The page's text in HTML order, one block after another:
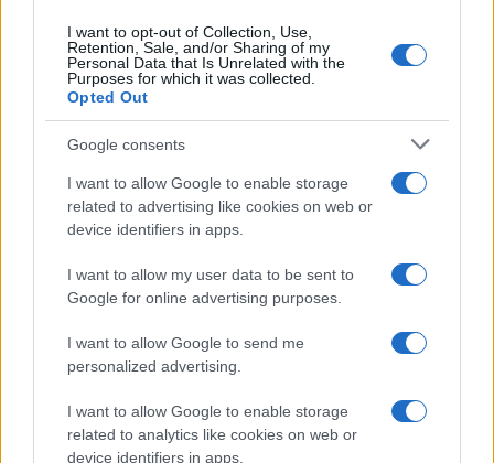
I want to opt-out of Collection, Use,
Retention, Sale, and/or Sharing of my
Personal Data that Is Unrelated with the
Purposes for which it was collected.
Opted Out
Google consents
I want to allow Google to enable storage
related to advertising like cookies on web or
device identifiers in apps.
I want to allow my user data to be sent to
Google for online advertising purposes.
I want to allow Google to send me
personalized advertising.
I want to allow Google to enable storage
related to analytics like cookies on web or
device identifiers in apps.
Olanda
Investeren 24